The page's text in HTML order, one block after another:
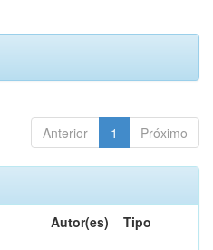
Anterior 1 Próximo
Autor(es) Tipo